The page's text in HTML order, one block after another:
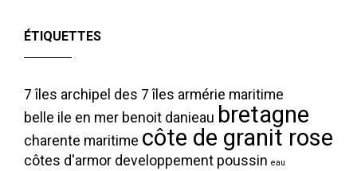
ÉTIQUETTES
7 îles archipel des 7 îles armérie maritime
belle ile en mer benoit danieau bretagne
charente maritime côte de granit rose
côtes d'armor developpement poussin eau